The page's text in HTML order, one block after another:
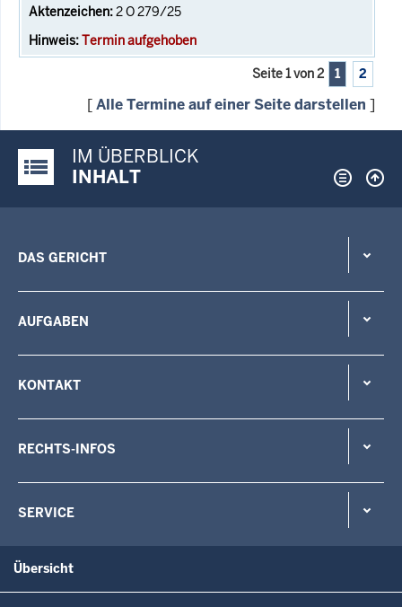
2 O 279/25
Termin aufgehoben
Seite 1 von 2 1 2
[Alle Termine auf einer Seite darstellen ]
Justiz-Portal im Überblick:
IM ÜBERBLICK
INHALT
DAS GERICHT
AUFGABEN
KONTAKT
RECHTS-INFOS
SERVICE
Übersicht